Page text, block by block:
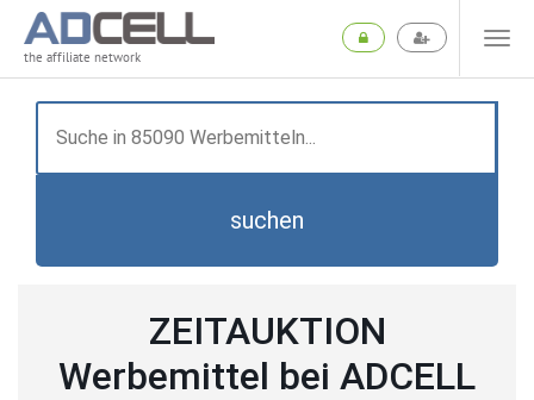
the affiliate network
suchen
ZEITAUKTION
Werbemittel bei ADCELL